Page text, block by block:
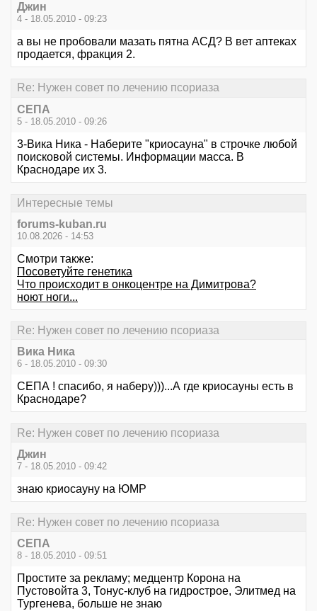
Джин
4 - 18.05.2010 - 09:23
а вы не пробовали мазать пятна АСД? В вет аптеках
продается, фракция 2.
Re: Нужен совет по лечению псориаза
СЕПА
5 - 18.05.2010 - 09:26
3-Вика Ника - Наберите "криосауна" в строчке любой
поисковой системы. Информации масса. В
Краснодаре их 3.
Интересные темы
forums-kuban.ru
10.08.2026 - 14:53
Смотри также:
Посоветуйте генетика
Что происходит в онкоцентре на Димитрова?
ноют ноги...
Re: Нужен совет по лечению псориаза
Вика Ника
6 - 18.05.2010 - 09:30
СЕПА ! спасибо, я наберу)))...А где криосауны есть в
Краснодаре?
Re: Нужен совет по лечению псориаза
Джин
7 - 18.05.2010 - 09:42
знаю криосауну на ЮМР
Re: Нужен совет по лечению псориаза
СЕПА
8 - 18.05.2010 - 09:51
Простите за рекламу; медцентр Корона на
Пустовойта 3, Тонус-клуб на гидрострое, Элитмед на
Тургенева, больше не знаю